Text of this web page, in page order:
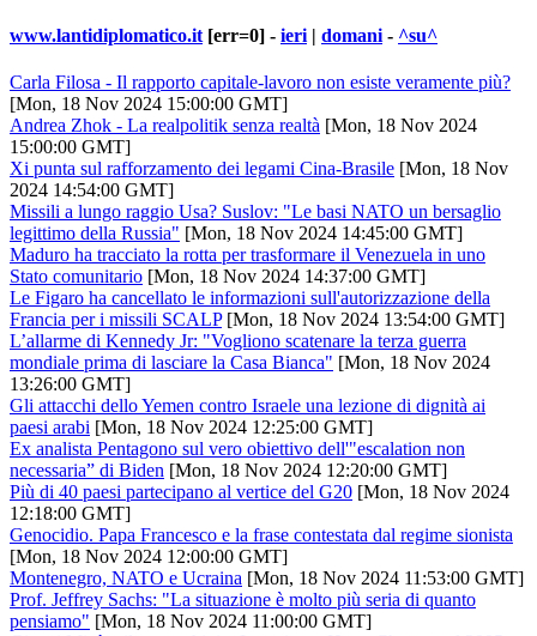
www.lantidiplomatico.it [err=0] - ieri | domani - ^su^
Carla Filosa - Il rapporto capitale-lavoro non esiste veramente più?
[Mon, 18 Nov 2024 15:00:00 GMT]
Andrea Zhok - La realpolitik senza realtà [Mon, 18 Nov 2024
15:00:00 GMT]
Xi punta sul rafforzamento dei legami Cina-Brasile [Mon, 18 Nov
2024 14:54:00 GMT]
Missili a lungo raggio Usa? Suslov: "Le basi NATO un bersaglio
legittimo della Russia" [Mon, 18 Nov 2024 14:45:00 GMT]
Maduro ha tracciato la rotta per trasformare il Venezuela in uno
Stato comunitario [Mon, 18 Nov 2024 14:37:00 GMT]
Le Figaro ha cancellato le informazioni sull'autorizzazione della
Francia per i missili SCALP[Mon, 18 Nov 2024 13:54:00 GMT]
L’allarme di Kennedy Jr: "Vogliono scatenare la terza guerra
mondiale prima di lasciare la Casa Bianca" [Mon, 18 Nov 2024
13:26:00 GMT]
Gli attacchi dello Yemen contro Israele una lezione di dignità ai
paesi arabi [Mon, 18 Nov 2024 12:25:00 GMT]
Ex analista Pentagono sul vero obiettivo dell'"escalation non
necessaria” di Biden [Mon, 18 Nov 2024 12:20:00 GMT]
Più di 40 paesi partecipano al vertice del G20 [Mon, 18 Nov 2024
12:18:00 GMT]
Genocidio. Papa Francesco e la frase contestata dal regime sionista
[Mon, 18 Nov 2024 12:00:00 GMT]
Montenegro, NATO e Ucraina [Mon, 18 Nov 2024 11:53:00 GMT]
Prof. Jeffrey Sachs: "La situazione è molto più seria di quanto
pensiamo" [Mon, 18 Nov 2024 11:00:00 GMT]